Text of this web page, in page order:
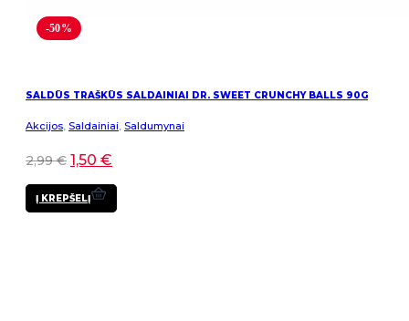
-50%
SALDŪS TRAŠKŪS SALDAINIAI DR. SWEET CRUNCHY BALLS 90G
Akcijos, Saldainiai, Saldumynai
2,99€ 1,50 €
Į KREPŠELĮ